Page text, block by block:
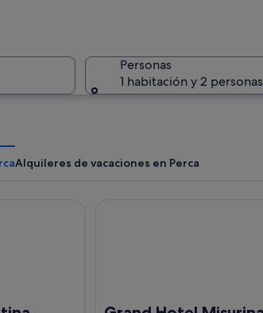
Personas
1 habitación y 2 personas
Alquileres de vacaciones en Perca